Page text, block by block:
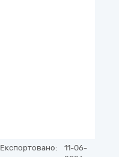
Експортовано:
11-06-